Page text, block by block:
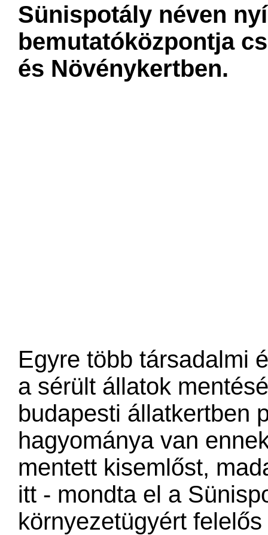
​Sünispotály néven
bemutatóközpontja
és Növénykertben.
Egyre több társadalmi
a sérült állatok
budapesti állatkertben
hagyománya van
mentett kisemlőst,
itt - mondta el a
környezetügyért